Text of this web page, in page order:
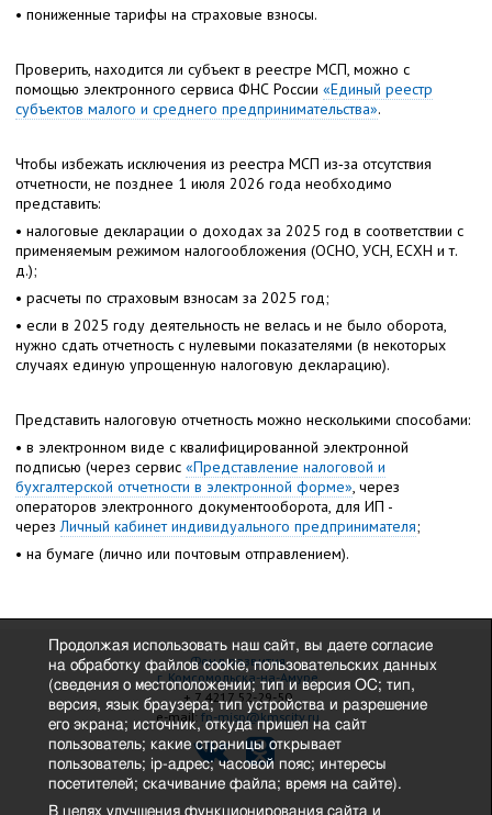
• пониженные тарифы на страховые взносы.
Проверить, находится ли субъект в реестре МСП, можно с
помощью электронного сервиса ФНС России «Единый реестр
субъектов малого и среднего предпринимательства».
Чтобы избежать исключения из реестра МСП из‑за отсутствия
отчетности, не позднее 1 июля 2026 года необходимо
представить:
• налоговые декларации о доходах за 2025 год в соответствии с
применяемым режимом налогообложения (ОСНО, УСН, ЕСХН и т.
д.);
• расчеты по страховым взносам за 2025 год;
• если в 2025 году деятельность не велась и не было оборота,
нужно сдать отчетность с нулевыми показателями (в некоторых
случаях единую упрощенную налоговую декларацию).
Представить налоговую отчетность можно несколькими способами:
• в электронном виде с квалифицированной электронной
подписью (через сервис «Представление налоговой и
бухгалтерской отчетности в электронной форме», через
операторов электронного документооборота, для ИП -
черезЛичный кабинет индивидуального предпринимателя;
• на бумаге (лично или почтовым отправлением).
Фонд развития
г. Комсомольска-на-Амуре
+ 7 4217 52-29-50
e-mail:fp-misp@kmscity.ru
Продолжая использовать наш сайт, вы даете согласие
на обработку файлов cookie, пользовательских данных
(сведения о местоположении; тип и версия ОС; тип,
версия, язык браузера; тип устройства и разрешение
его экрана; источник, откуда пришел на сайт
пользователь; какие страницы открывает
пользователь; ip-адрес; часовой пояс; интересы
посетителей; скачивание файла; время на сайте).
В целях улучшения функционирования сайта и